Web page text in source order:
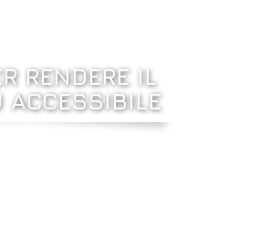
RENDERE IL
ACCESSIBILE